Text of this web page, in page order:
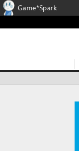
Game*Spark